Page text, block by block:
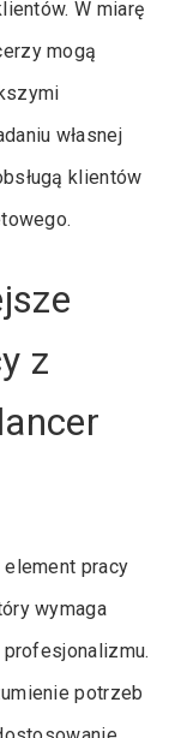
W miarę
mogą
własnej
klientów
z
pracy
wymaga
potrzeb